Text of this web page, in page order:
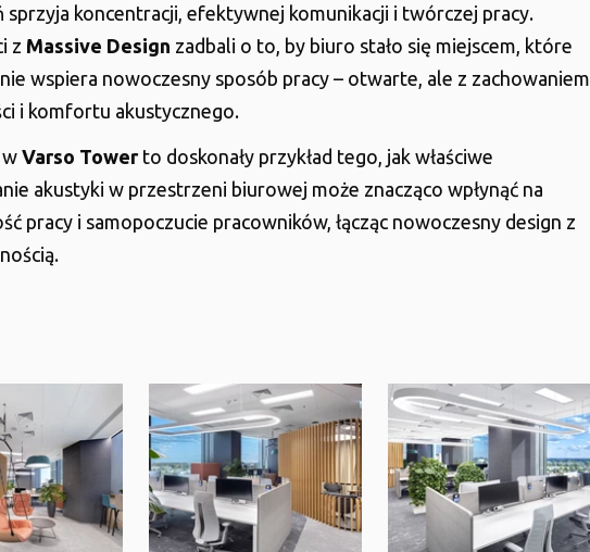
sprzyja koncentracji, efektywnej komunikacji i twórczej pracy.
z Massive Design zadbali o to, by biuro stało się miejscem, które
wspiera nowoczesny sposób pracy – otwarte, ale z zachowaniem
i komfortu akustycznego.
wVarso Towerto doskonały przykład tego, jak właściwe
akustyki w przestrzeni biurowej może znacząco wpłynąć na
pracy i samopoczucie pracowników, łącząc nowoczesny design z